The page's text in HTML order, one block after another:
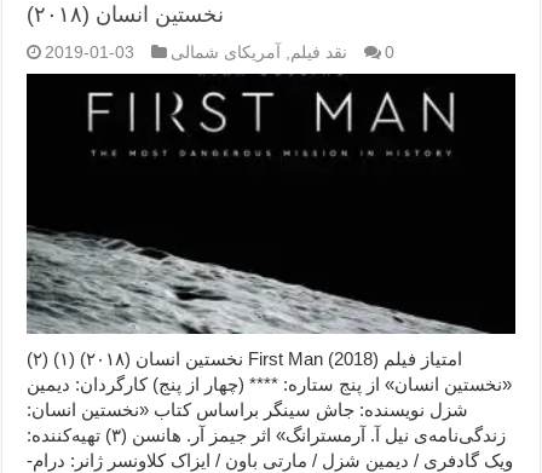
نخستین انسان (۲۰۱۸)
2019-01-03 نقد فیلم آمریکای شمالی 0
نخستین انسان (۲۰۱۸) (۱) (۲) First Man (2018) امتیاز فیلم
«نخستین انسان» از پنج ستاره: **** (چهار از پنج) کارگردان: دیمین
شزل نویسنده: جاش سینگر براساس کتاب «نخستین انسان:
زندگی‌نامه‌ی نیل آ. آرمسترانگ» اثر جیمز آر. هانسن (۳) تهیه‌کننده:
ویک گادفری / دیمین شزل / مارتی باون / ایزاک کلاونسر ژانر: درام-